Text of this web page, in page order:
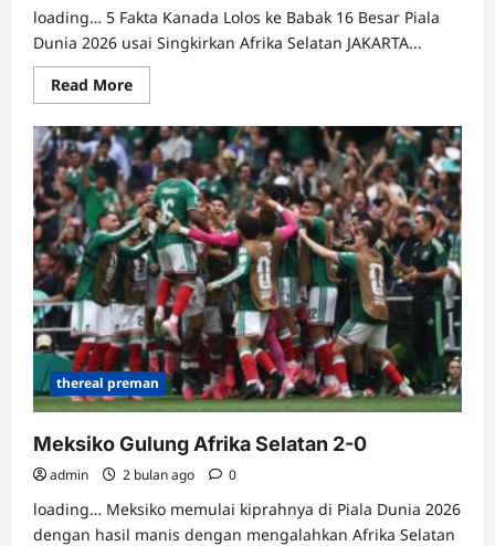
loading… 5 Fakta Kanada Lolos ke Babak 16 Besar Piala
Dunia 2026 usai Singkirkan Afrika Selatan JAKARTA...
Read MoreRead
more
5
Fakta
Kanada
Lolos
ke
Babak
16
Besar
Piala
Dunia
2026
usai
Singkirkan
Afrika
Selatan
thereal preman
Meksiko Gulung Afrika Selatan 2-0
admin 2 bulan ago 0
loading… Meksiko memulai kiprahnya di Piala Dunia 2026
dengan hasil manis dengan mengalahkan Afrika Selatan